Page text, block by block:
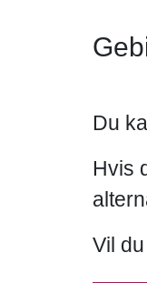
Du
Hvis
Vil